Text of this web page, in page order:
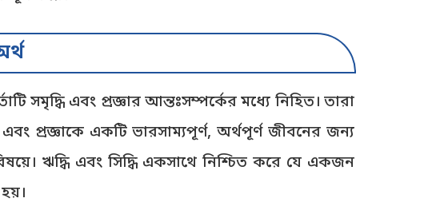
সমৃদ্ধি এবং প্রজ্ঞার আন্তঃসম্পর্কের মধ্যে নিহিত। তারা
প্রজ্ঞাকে একটি ভারসাম্যপূর্ণ, অর্থপূর্ণ জীবনের জন্য
ঋদ্ধি এবং সিদ্ধি একসাথে নিশ্চিত করে যে একজন